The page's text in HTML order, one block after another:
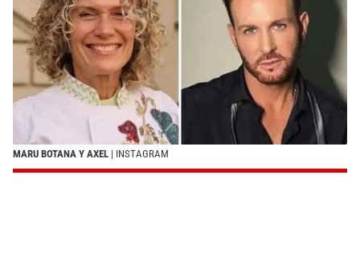
MARU BOTANA Y AXEL | INSTAGRAM